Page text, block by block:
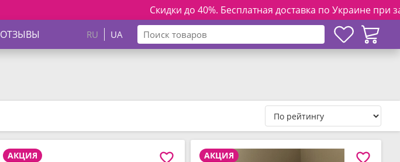
Скидки до 40%. Бесплатная доставка по Украине при заказе от
ОТЗЫВЫ RU UA
АКЦИЯ АКЦИЯ